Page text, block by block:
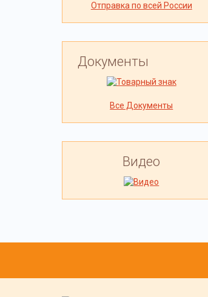
Отправка по всей России
Документы
Все Документы
Видео